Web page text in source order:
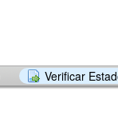
Verificar